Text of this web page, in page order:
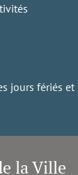
jours fériés et
la Ville